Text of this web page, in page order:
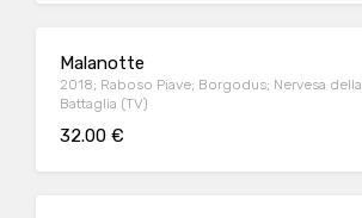
Malanotte
2018; Raboso Piave; Borgodus; Nervesa della
Battaglia (TV)
32.00 €